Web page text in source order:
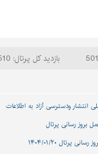
بازدید کل پرتال: 1097510
انتشار و‌دسترسی آزاد به اطلاعات
بروز رسانی پرتال
پرتال ۱۴۰۴/۰۱/۲۰